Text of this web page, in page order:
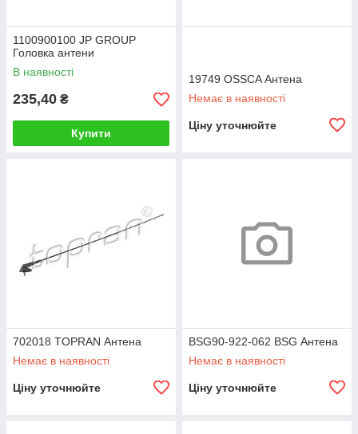
1100900100 JP GROUP
Головка антени
В наявності
235,40 ₴
Купити
19749 OSSCA Антена
Немає в наявності
Ціну уточнюйте
702018 TOPRAN Антена
Немає в наявності
Ціну уточнюйте
BSG90-922-062 BSG Антена
Немає в наявності
Ціну уточнюйте